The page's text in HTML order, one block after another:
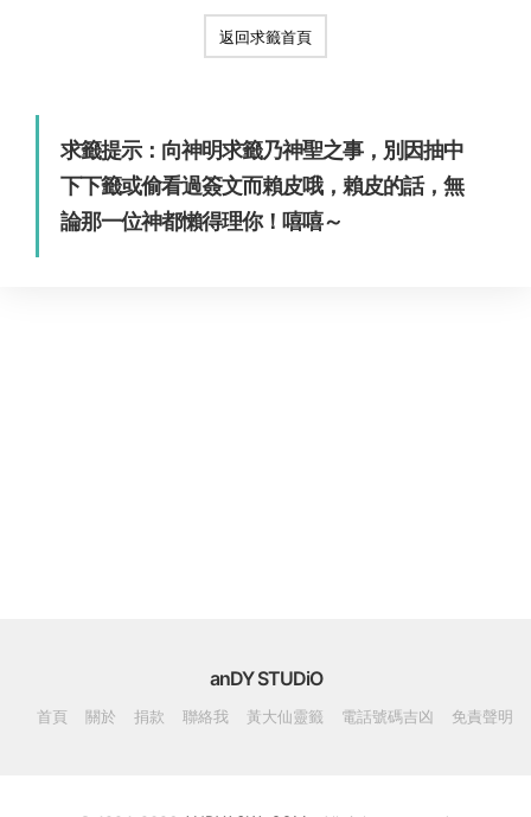
返回求籤首頁
求籤提示：向神明求籤乃神聖之事，別因抽中
下下籤或偷看過簽文而賴皮哦，賴皮的話，無
論那一位神都懶得理你！嘻嘻～
anDY STUDiO
首頁 關於 捐款 聯絡我 黃大仙靈籤 電話號碼吉凶 免責聲明